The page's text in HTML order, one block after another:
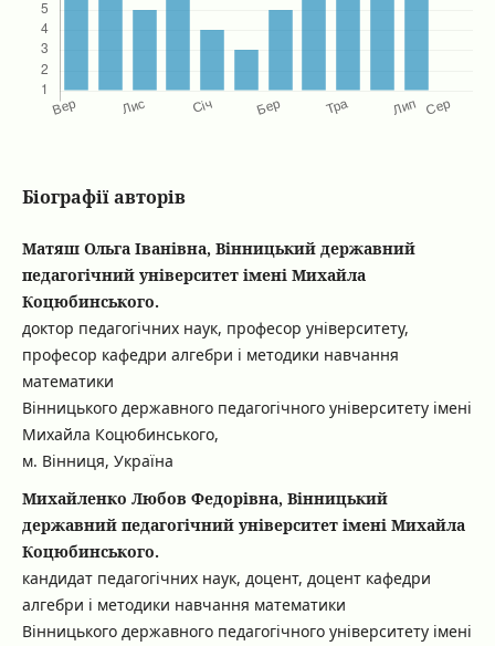
Біографії авторів
Матяш Ольга Іванівна, Вінницький державний
педагогічний університет імені Михайла
Коцюбинського.
доктор педагогічних наук, професор університету,
професор кафедри алгебри і методики навчання
математики
Вінницького державного педагогічного університету імені
Михайла Коцюбинського,
м. Вінниця, Україна
Михайленко Любов Федорівна, Вінницький
державний педагогічний університет імені Михайла
Коцюбинського.
кандидат педагогічних наук, доцент, доцент кафедри
алгебри і методики навчання математики
Вінницького державного педагогічного університету імені